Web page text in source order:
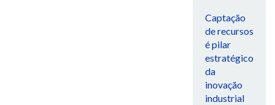
Captação
de recursos
é pilar
estratégico
da
inovação
industrial